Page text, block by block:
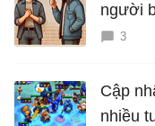
người
3
Cập
nhiều